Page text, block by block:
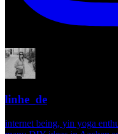
linhe_de
internet being, yin yoga